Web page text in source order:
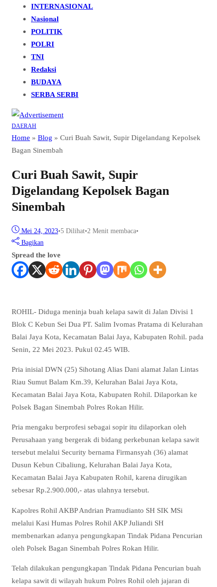
INTERNASIONAL
Nasional
POLITIK
POLRI
TNI
Redaksi
BUDAYA
SERBA SERBI
DAERAH
Home » Blog » Curi Buah Sawit, Supir Digelandang Kepolsek
Bagan Sinembah
Curi Buah Sawit, Supir
Digelandang Kepolsek Bagan
Sinembah
Mei 24, 2023•5 Dilihat•2 Menit membaca•
Bagikan
Spread the love
ROHIL- Diduga meninja buah kelapa sawit di Jalan Divisi 1
Blok C Kebun Sei Dua PT. Salim Ivomas Pratama di Kelurahan
Balai Jaya Kota, Kecamatan Balai Jaya, Kabupaten Rohil. pada
Senin, 22 Mei 2023. Pukul 02.45 WIB.
Pria inisial DWN (25) Sihotang Alias Dani alamat Jalan Lintas
Riau Sumut Balam Km.39, Kelurahan Balai Jaya Kota,
Kecamatan Balai Jaya Kota, Kabupaten Rohil. Dilaporkan ke
Polsek Bagan Sinembah Polres Rokan Hilir.
Pria mengaku berprofesi sebagai sopir itu dilaporkan oleh
Perusahaan yang bergerak di bidang perkebunan kelapa sawit
tersebut melalui Security bernama Firmansyah (36) alamat
Dusun Kebun Cibaliung, Kelurahan Balai Jaya Kota,
Kecamatan Balai Jaya Kabupaten Rohil, karena dirugikan
sebesar Rp.2.900.000,- atas ulahnya tersebut.
Kapolres Rohil AKBP Andrian Pramudianto SH SIK MSi
melalui Kasi Humas Polres Rohil AKP Juliandi SH
membenarkan adanya pengungkapan Tindak Pidana Pencurian
oleh Polsek Bagan Sinembah Polres Rokan Hilir.
Telah dilakukan pengungkapan Tindak Pidana Pencurian buah
kelapa sawit di wilayah hukum Polres Rohil oleh jajaran di